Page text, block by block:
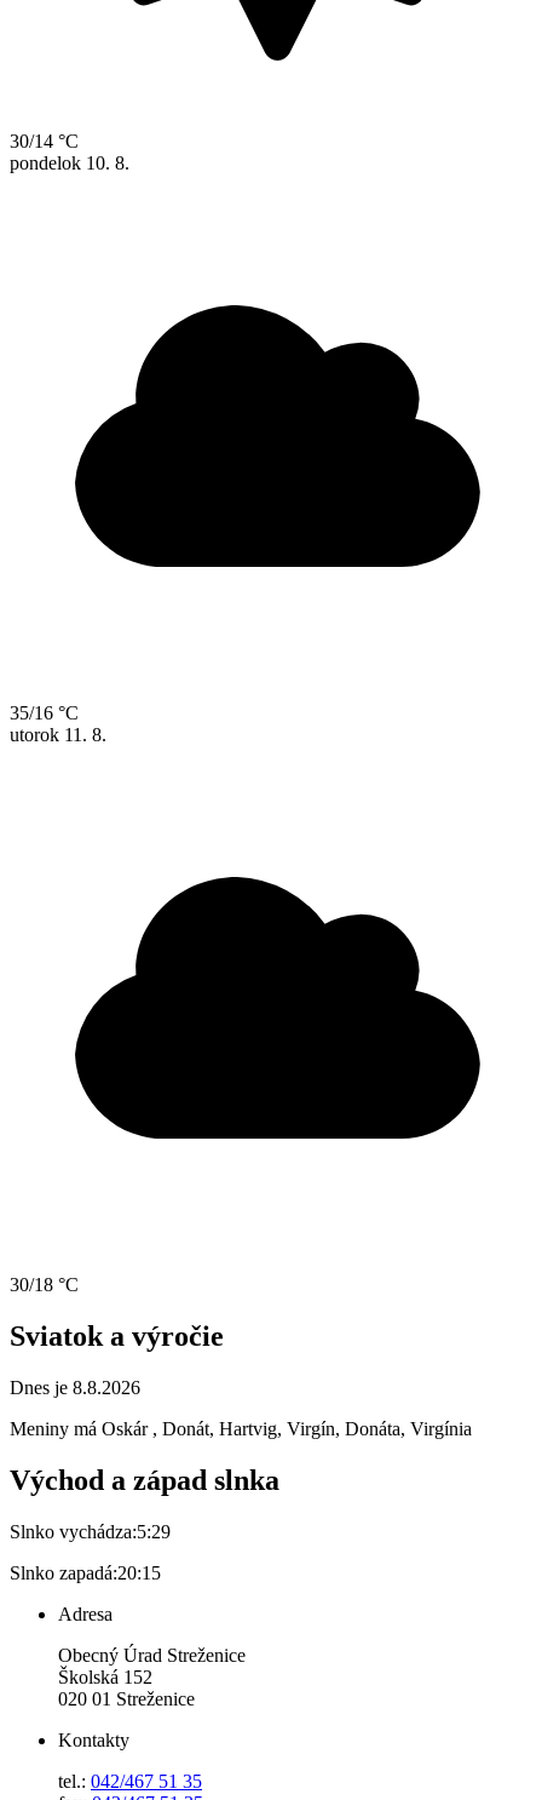
30/14 °C
pondelok 10. 8.
35/16 °C
utorok 11. 8.
30/18 °C
Sviatok a výročie
Dnes je 8.8.2026
Meniny má Oskár , Donát, Hartvig, Virgín, Donáta, Virgínia
Východ a západ slnka
Slnko vychádza:5:29
Slnko zapadá:20:15
Adresa
Obecný Úrad Streženice
Školská 152
020 01 Streženice
Kontakty
tel.: 042/467 51 35